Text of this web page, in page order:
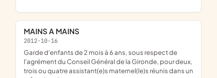
MAINS A MAINS
2012-10-16
garde d'enfants de 2 mois à 6 ans, sous respect de
l'agrément du Conseil Général de la Gironde, pour deux,
trois ou quatre assistant(e)s maternel(le)s réunis dans un